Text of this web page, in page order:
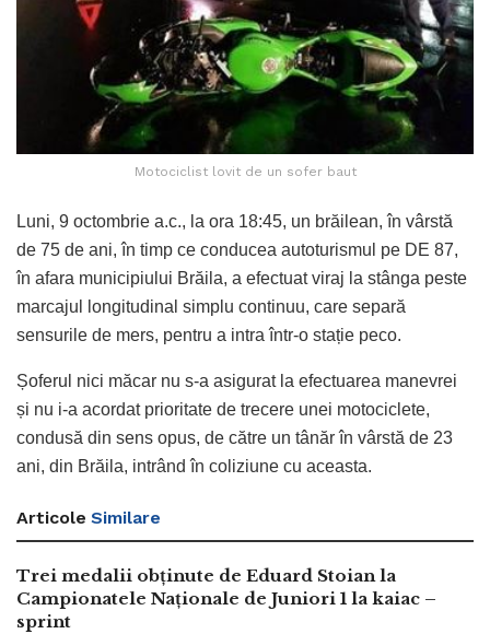
Motociclist lovit de un sofer baut
Luni, 9 octombrie a.c., la ora 18:45, un brăilean, în vârstă
de 75 de ani, în timp ce conducea autoturismul pe DE 87,
în afara municipiului Brăila, a efectuat viraj la stânga peste
marcajul longitudinal simplu continuu, care separă
sensurile de mers, pentru a intra într-o stație peco.
Șoferul nici măcar nu s-a asigurat la efectuarea manevrei
și nu i-a acordat prioritate de trecere unei motociclete,
condusă din sens opus, de către un tânăr în vârstă de 23
ani, din Brăila, intrând în coliziune cu aceasta.
Articole Similare
Trei medalii obținute de Eduard Stoian la
Campionatele Naționale de Juniori 1 la kaiac –
sprint